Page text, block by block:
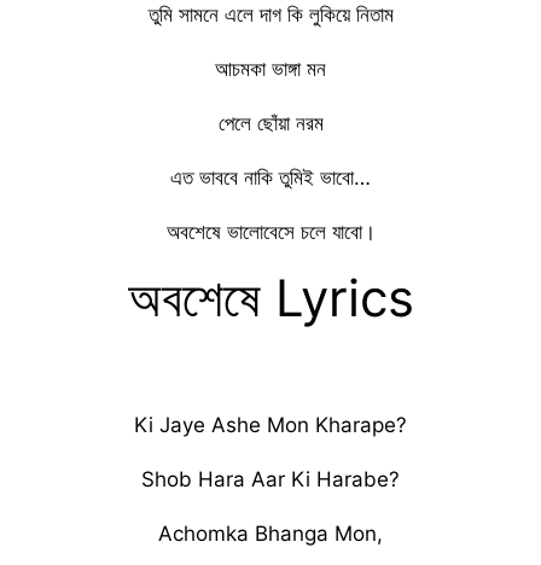
তুমি সামনে এলে দাগ কি লুকিয়ে নিতাম
আচমকা ভাঙ্গা মন
পেলে ছোঁয়া নরম
এত ভাববে নাকি তুমিই ভাবো…
অবশেষে ভালোবেসে চলে যাবো।
অবশেষে Lyrics
Ki Jaye Ashe Mon Kharape?
Shob Hara Aar Ki Harabe?
Achomka Bhanga Mon,